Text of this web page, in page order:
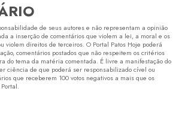
de seus autores e não representam a opinião
a inserção de comentários que violem a lei, a moral e os
violem direitos de terceiros. O Portal Patos Hoje poderá
comentários postados que não respeitem os critérios
do tema da matéria comentada. É livre a manifestação do
ciência de que poderá ser responsabilizado cível ou
que receberem 100 votos negativos a mais que os